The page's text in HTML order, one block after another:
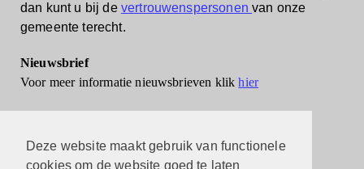
Deze website maakt gebruik van functionele
cookies om de website goed te laten
dan kunt u bij de vertrouwenspersonenvan onze
gemeente terecht.
Nieuwsbrief
Voor meer informatie nieuwsbrieven klikhier